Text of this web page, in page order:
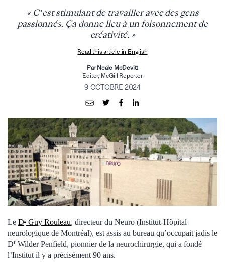
« C’est stimulant de travailler avec des gens
passionnés. Ça donne lieu à un foisonnement de
créativité. »
Read this article in English
Par Neale McDevitt
Editor, McGill Reporter
9 OCTOBRE 2024
Le Dr Guy Rouleau, directeur du Neuro (Institut-Hôpital
neurologique de Montréal), est assis au bureau qu’occupait jadis le
Dr Wilder Penfield, pionnier de la neurochirurgie, qui a fondé
l’Institut il y a précisément 90 ans.